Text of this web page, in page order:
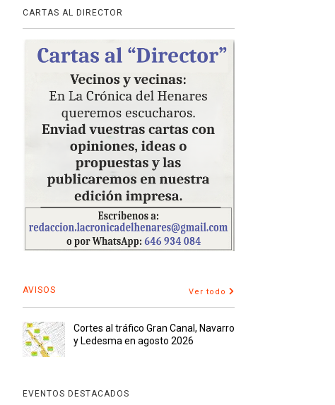
CARTAS AL DIRECTOR
AVISOS Ver todo
Cortes al tráfico Gran Canal, Navarro
y Ledesma en agosto 2026
EVENTOS DESTACADOS